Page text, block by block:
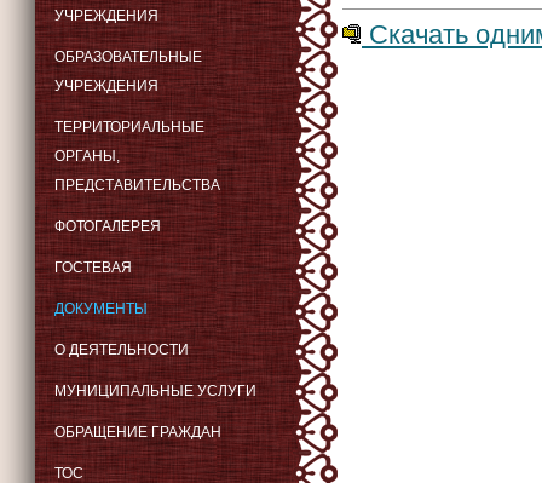
УЧРЕЖДЕНИЯ
ОБРАЗОВАТЕЛЬНЫЕ
УЧРЕЖДЕНИЯ
ТЕРРИТОРИАЛЬНЫЕ
ОРГАНЫ,
ПРЕДСТАВИТЕЛЬСТВА
ФОТОГАЛЕРЕЯ
ГОСТЕВАЯ
ДОКУМЕНТЫ
О ДЕЯТЕЛЬНОСТИ
МУНИЦИПАЛЬНЫЕ УСЛУГИ
ОБРАЩЕНИЕ ГРАЖДАН
ТОС
Скачать